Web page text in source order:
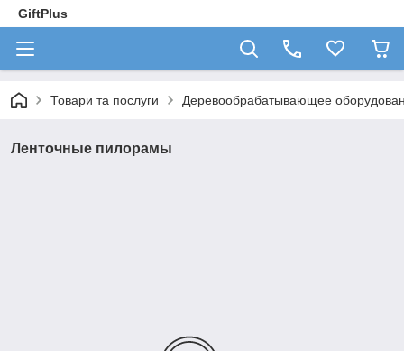
GiftPlus
Товари та послуги Деревообрабатывающее
Ленточные пилорамы